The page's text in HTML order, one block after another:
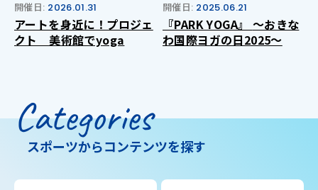
開催日: 2026.01.31
アートを身近に！プロジェ
クト 美術館でyoga
開催日: 2025.06.21
『PARK YOGA』 ～おきな
わ国際ヨガの日2025～
Categories
スポーツからコンテンツを探す